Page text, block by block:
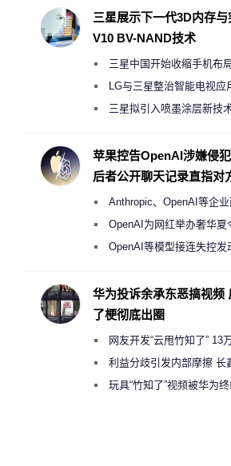
三星展示下一代3D内存与
V10 BV-NAND技术
三星中国开始收缩手机布
月销售额不达标门店 将被逐
LG与三星整治智能电视应
偷偷共享带宽的违规行为
三星拟引入喷墨涂层新技
度
苹果控告OpenAI涉嫌侵
后者公开聊天记录直指对
Anthropic、OpenAI等企
《人工智能法案》全新执法
OpenAI为网红举办奢华夏
2000美元一晚 遭讽“反乌托邦”
OpenAI等模型接连失控发
华为投诉余承东恶搞视频
了梗彻底出圈
网友开发“云甩竹知了” 13
绕梁”利益分歧引发内部摩擦 长
曾将华为驻场工程师驱逐出
玩具“竹知了”视频被华为